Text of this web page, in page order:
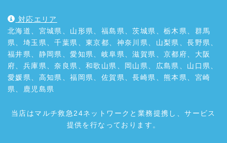
対応エリア
北海道、宮城県、山形県、福島県、茨城県、栃木県、群馬
県、埼玉県、千葉県、東京都、神奈川県、山梨県、長野県、
福井県、静岡県、愛知県、岐阜県、滋賀県、京都府、大阪
府、兵庫県、奈良県、和歌山県、岡山県、広島県、山口県、
愛媛県、高知県、福岡県、佐賀県、長崎県、熊本県、宮崎
県、鹿児島県
当店はマルチ救急24ネットワークと業務提携し、サービス
提供を行なっております。